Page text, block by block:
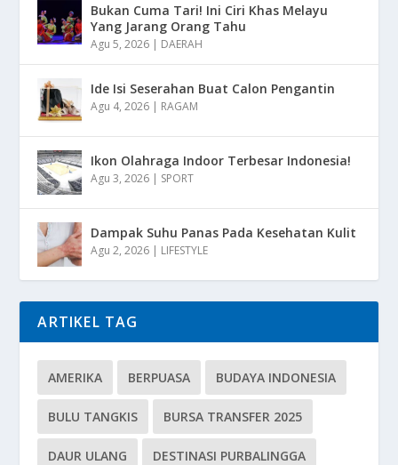
Bukan Cuma Tari! Ini Ciri Khas Melayu
Yang Jarang Orang Tahu
Agu 5, 2026 | DAERAH
Ide Isi Seserahan Buat Calon Pengantin
Agu 4, 2026 | RAGAM
Ikon Olahraga Indoor Terbesar Indonesia!
Agu 3, 2026 | SPORT
Dampak Suhu Panas Pada Kesehatan Kulit
Agu 2, 2026 | LIFESTYLE
ARTIKEL TAG
AMERIKA BERPUASA BUDAYA INDONESIA
BULU TANGKIS BURSA TRANSFER 2025
DAUR ULANG DESTINASI PURBALINGGA